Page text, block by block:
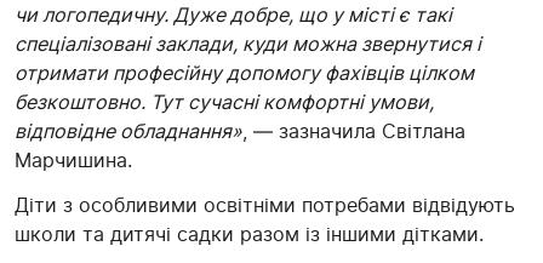
чи логопедичну. Дуже добре, що у місті є такі
спеціалізовані заклади, куди можна звернутися і
отримати професійну допомогу фахівців цілком
безкоштовно. Тут сучасні комфортні умови,
відповідне обладнання», — зазначила Світлана
Марчишина.
Діти з особливими освітніми потребами відвідують
школи та дитячі садки разом із іншими дітками.